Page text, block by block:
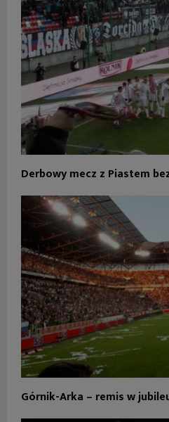
Derbowy mecz z Piastem
Górnik-Arka – remis w